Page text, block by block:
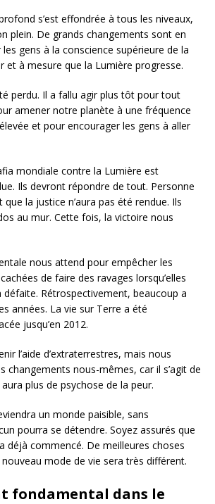
s’est effondrée à tous les niveaux,
plein. De grands changements sont en
gens à la conscience supérieure de la
et à mesure que la Lumière progresse.
perdu. Il a fallu agir plus tôt pour tout
amener notre planète à une fréquence
et pour encourager les gens à aller
mondiale contre la Lumière est
Ils devront répondre de tout. Personne
que la justice n’aura pas été rendue. Ils
au mur. Cette fois, la victoire nous
nous attend pour empêcher les
de faire des ravages lorsqu’elles
Rétrospectivement, beaucoup a
années. La vie sur Terre a été
jusqu’en 2012.
l’aide d’extraterrestres, mais nous
changements nous-mêmes, car il s’agit de
plus de psychose de la peur.
un monde paisible, sans
pourra se détendre. Soyez assurés que
déjà commencé. De meilleures choses
mode de vie sera très différent.
fondamental dans le